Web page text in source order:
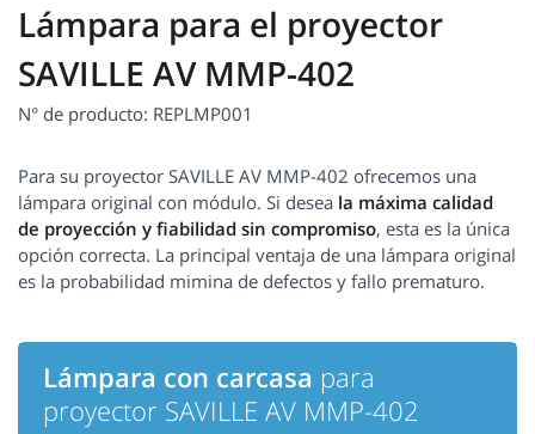
Lámpara para el proyector
SAVILLE AV MMP-402
N° de producto: REPLMP001
Para su proyector SAVILLE AV MMP-402 ofrecemos una
lámpara original con módulo. Si desea la máxima calidad
de proyección y fiabilidad sin compromiso, esta es la única
opción correcta. La principal ventaja de una lámpara original
es la probabilidad mimina de defectos y fallo prematuro.
Lámpara con carcasa para
proyector SAVILLE AV MMP-402